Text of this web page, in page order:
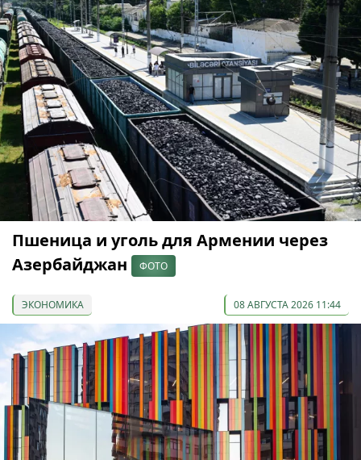
Пшеница и уголь для Армении через
Азербайджан
ФОТО
ЭКОНОМИКА 08 АВГУСТА 2026 11:44